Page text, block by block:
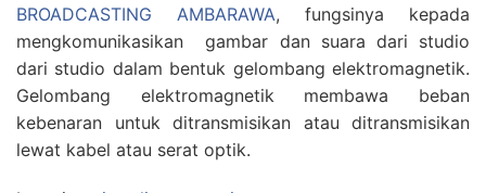
BROADCASTING AMBARAWA, fungsinya kepada
mengkomunikasikan gambar dan suara dari studio
dari studio dalam bentuk gelombang elektromagnetik.
Gelombang elektromagnetik membawa beban
kebenaran untuk ditransmisikan atau ditransmisikan
lewat kabel atau serat optik.